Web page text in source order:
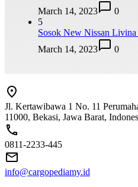
March 14, 2023
0
5
Sosok New Nissan
March 14, 2023
0
Jl. Kertawibawa 1 No. 11
11000, Bekasi, Jawa Barat,
0811-2233-445
info@cargopediamy.id